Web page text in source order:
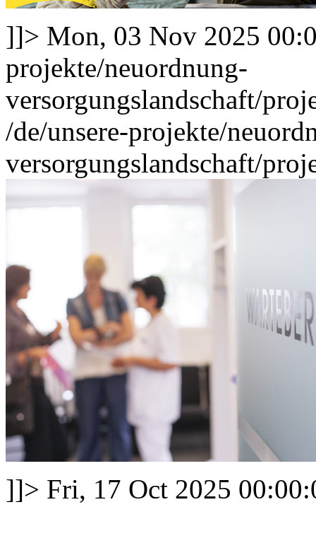
]]> Mon, 03 Nov 2025
projekte/neuordnung-
versorgungslandschaft/
/de/unsere-projekte/
versorgungslandschaft/
]]> Fri, 17 Oct 2025